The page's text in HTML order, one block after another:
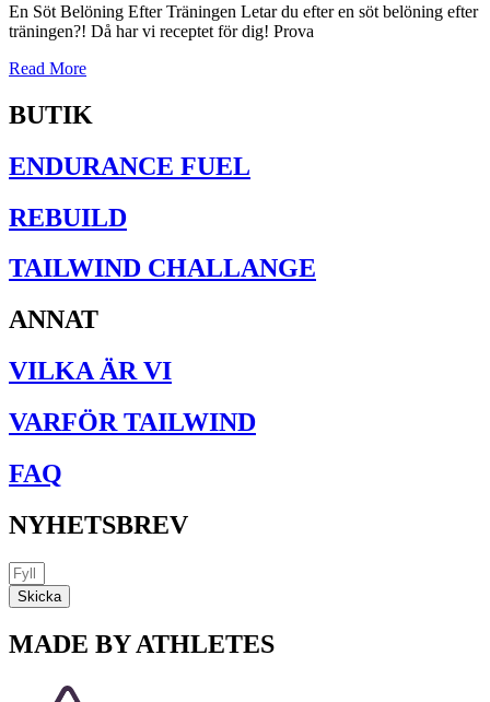
En Söt Belöning Efter Träningen Letar du efter en söt belöning efter
träningen?! Då har vi receptet för dig! Prova
Read More
BUTIK
ENDURANCE FUEL
REBUILD
TAILWIND CHALLANGE
ANNAT
VILKA ÄR VI
VARFÖR TAILWIND
FAQ
NYHETSBREV
Skicka
MADE BY ATHLETES